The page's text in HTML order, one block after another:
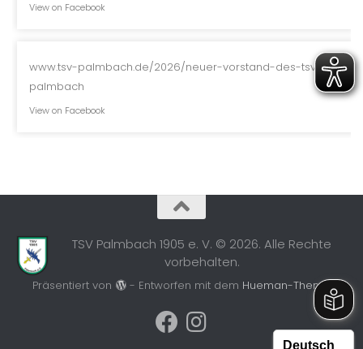
View on Facebook
www.tsv-palmbach.de/2026/neuer-vorstand-des-tsv-
palmbach
View on Facebook
TSV Palmbach 1905 e. V. © 2026. Alle Rechte
vorbehalten.
Präsentiert von - Entworfen mit dem Hueman-Theme